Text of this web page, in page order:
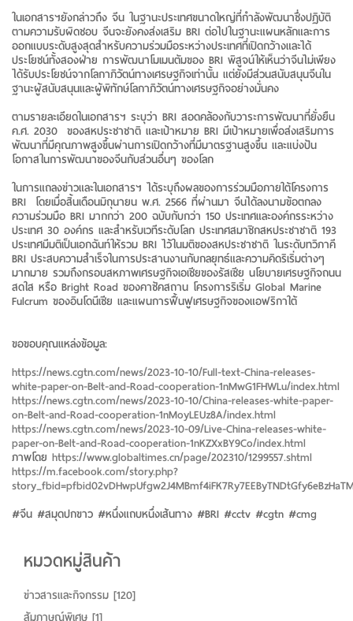
ในเอกสารฯยังกล่าวถึง จีน ในฐานะประเทศขนาดใหญ่ที่กำลังพัฒนาซึ่งปฏิบัติ
ตามความรับผิดชอบ จีนจะยังคงส่งเสริม BRI ต่อไปในฐานะแผนหลักและการ
ออกแบบระดับสูงสุดสำหรับความร่วมมือระหว่างประเทศที่เปิดกว้างและได้
ประโยชน์ทั้งสองฝ่าย การพัฒนาโมเมนตัมของ BRI พิสูจน์ให้เห็นว่าจีนไม่เพียง
ได้รับประโยชน์จากโลกาภิวัตน์ทางเศรษฐกิจเท่านั้น แต่ยังมีส่วนสนับสนุนจีนใน
ฐานะผู้สนับสนุนและผู้พิทักษ์โลกาภิวัตน์ทางเศรษฐกิจอย่างมั่นคง
ตามรายละเอียดในเอกสารฯ ระบุว่า BRI สอดคล้องกับวาระการพัฒนาที่ยั่งยืน
ค.ศ. 2030 ของสหประชาชาติ และเป้าหมาย BRI มีเป้าหมายเพื่อส่งเสริมการ
พัฒนาที่มีคุณภาพสูงขึ้นผ่านการเปิดกว้างที่มีมาตรฐานสูงขึ้น และแบ่งปัน
โอกาสในการพัฒนาของจีนกับส่วนอื่นๆ ของโลก
ในการแถลงข่าวและในเอกสารฯ ได้ระบุถึงผลของการร่วมมือภายใต้โครงการ
BRI โดยเมื่อสิ้นเดือนมิถุนายน พ.ศ. 2566 ที่ผ่านมา จีนได้ลงนามข้อตกลง
ความร่วมมือ BRI มากกว่า 200 ฉบับกับกว่า 150 ประเทศและองค์กรระหว่าง
ประเทศ 30 องค์กร และสำหรับเวทีระดับโลก ประเทศสมาชิกสหประชาชาติ 193
ประเทศมีมติเป็นเอกฉันท์ให้รวม BRI ไว้ในมติของสหประชาชาติ ในระดับทวิภาคี
BRI ประสบความสำเร็จในการประสานงานกับกลยุทธ์และความคิดริเริ่มต่างๆ
มากมาย รวมถึงกรอบสหภาพเศรษฐกิจเอเชียของรัสเซีย นโยบายเศรษฐกิจถนน
สดใส หรือ Bright Road ของคาซัคสถาน โครงการริเริ่ม Global Marine
Fulcrum ของอินโดนีเซีย และแผนการฟื้นฟูเศรษฐกิจของแอฟริกาใต้
ขอขอบคุณแหล่งข้อมูล:
https://news.cgtn.com/news/2023-10-10/Full-text-China-releases-
white-paper-on-Belt-and-Road-cooperation-1nMwG1FHWLu/index.html
https://news.cgtn.com/news/2023-10-10/China-releases-white-paper-
on-Belt-and-Road-cooperation-1nMoyLEUz8A/index.html
https://news.cgtn.com/news/2023-10-09/Live-China-releases-white-
paper-on-Belt-and-Road-cooperation-1nKZXxBY9Co/index.html
ภาพโดย https://www.globaltimes.cn/page/202310/1299557.shtml
https://m.facebook.com/story.php?
#จีน #สมุดปกขาว #หนึ่งแถบหนึ่งเส้นทาง #BRI #cctv #cgtn #cmg
หมวดหมู่สินค้า
ข่าวสารและกิจกรรม [120]